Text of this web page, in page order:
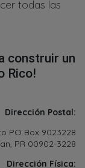
todas las
construir un
Rico!
Dirección Postal:
PO Box 9023228
PR 00902-3228
Dirección Física: